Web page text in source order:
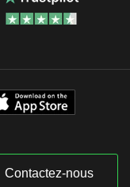
Contactez-nous